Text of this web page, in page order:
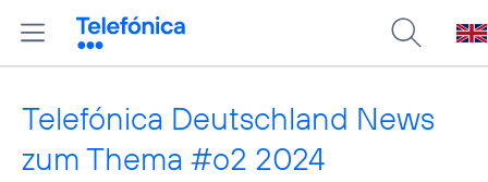
Telefónica Deutschland News
zum Thema #o2 2024